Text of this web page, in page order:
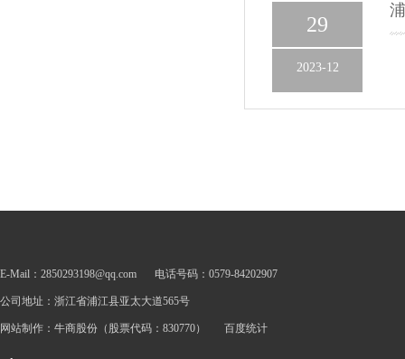
29
2023-12
E-Mail：2850293198@qq.com 电话号码：0579-84202907
公司地址：浙江省浦江县亚太大道565号
网站制作： 牛商股份 （股票代码：830770） 百度统计